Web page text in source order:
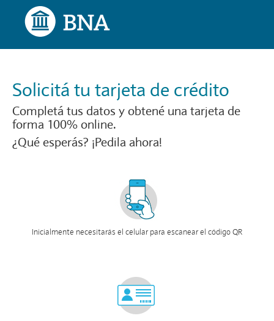
Solicitá tu tarjeta de crédito
Completá tus datos y obtené una tarjeta de
forma 100% online.
¿Qué esperás? ¡Pedila ahora!
Inicialmente necesitarás el celular para escanear el código QR